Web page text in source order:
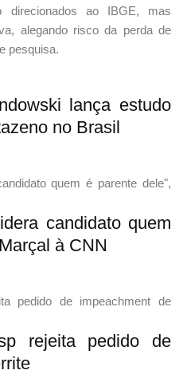
direcionados ao IBGE, mas
alegando risco da perda de
pesquisa.
lança estudo
no Brasil
candidato quem
à CNN
rejeita pedido de